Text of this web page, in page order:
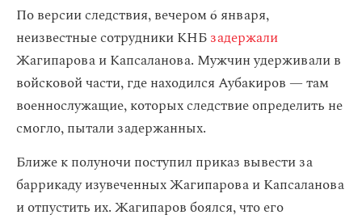
По версии следствия, вечером 6 января,
неизвестные сотрудники КНБзадержали
Жагипарова и Капсаланова. Мужчин удерживали в
войсковой части, где находился Аубакиров — там
военнослужащие, которых следствие определить не
смогло, пытали задержанных.
Ближе к полуночи поступил приказ вывести за
баррикаду изувеченных Жагипарова и Капсаланова
и отпустить их. Жагипаров боялся, что его